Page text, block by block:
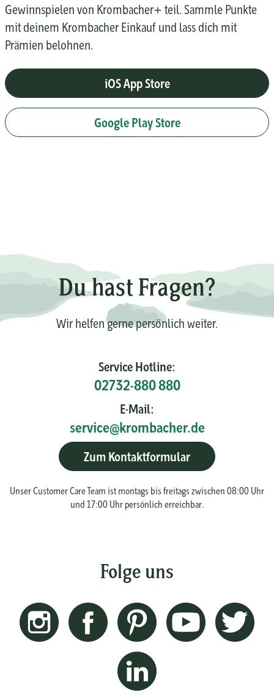
Gewinnspielen von Krombacher+ teil. Sammle Punkte
mit deinem Krombacher Einkauf und lass dich mit
Prämien belohnen.
iOS App Store
Google Play Store
Du hast Fragen?
Wir helfen gerne persönlich weiter.
Service Hotline:
02732-880 880
E-Mail:
service@krombacher.de
Zum Kontaktformular
Unser Customer Care Team ist montags bis freitags zwischen 08:00 Uhr
und 17:00 Uhr persönlich erreichbar.
Folge uns
Instagram Facebook Pinterest Youtube